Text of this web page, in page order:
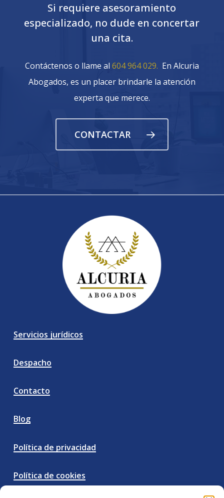
Si requiere asesoramiento
especializado, no dude en concertar
una cita.
Contáctenos o llame al 604 964 029. En Alcuria
Abogados, es un placer brindarle la atención
experta que merece.
CONTACTAR
Servicios jurídicos
Despacho
Contacto
Blog
Política de privacidad
Política de cookies